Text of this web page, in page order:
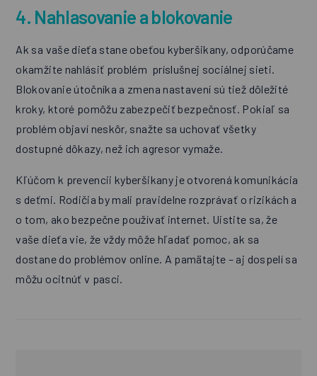
4. Nahlasovanie a blokovanie
Ak sa vaše dieťa stane obeťou kyberšikany, odporúčame
okamžite nahlásiť problém príslušnej sociálnej sieti.
Blokovanie útočníka a zmena nastavení sú tiež dôležité
kroky, ktoré pomôžu zabezpečiť bezpečnosť. Pokiaľ sa
problém objaví neskôr, snažte sa uchovať všetky
dostupné dôkazy, než ich agresor vymaže.
Kľúčom k prevencii kyberšikany je otvorená komunikácia
s deťmi. Rodičia by mali pravidelne rozprávať o rizikách a
o tom, ako bezpečne používať internet. Uistite sa, že
vaše dieťa vie, že vždy môže hľadať pomoc, ak sa
dostane do problémov online. A pamätajte – aj dospelí sa
môžu ocitnúť v pasci.